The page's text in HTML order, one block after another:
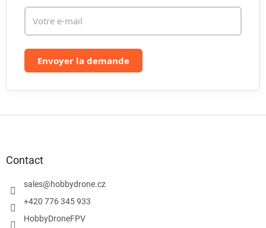
Envoyer la demande
Contact
sales@hobbydrone.cz
+420 776 345 933
HobbyDroneFPV